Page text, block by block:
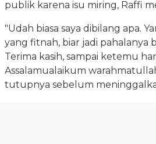
publik karena isu miring, Raffi
"Udah biasa saya dibilang apa.
yang fitnah, biar jadi pahalanya
Terima kasih, sampai ketemu
Assalamualaikum
tutupnya sebelum